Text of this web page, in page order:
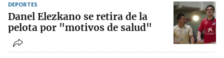
DEPORTES
Danel Elezkano se retira de la
pelota por "motivos de salud"